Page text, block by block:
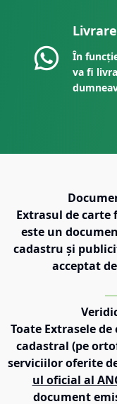
În
va fi
Extrasul de
este un
cadastru și
acceptat
Toate Extrasele
cadastral (pe
serviciilor oferite
ul oficial al
document